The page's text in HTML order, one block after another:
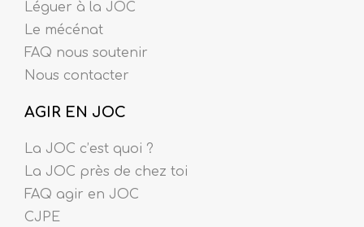
Léguer à la JOC
Le mécénat
FAQ nous soutenir
Nous contacter
AGIR EN JOC
La JOC c’est quoi ?
La JOC près de chez toi
FAQ agir en JOC
CJPE